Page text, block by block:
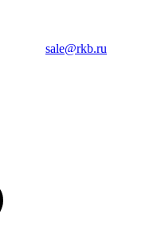
sale@rkb.ru